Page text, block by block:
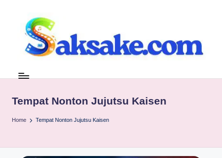
k
s
k
tanpa
Basi
Tempat Nonton Jujutsu Kaisen
Home Tempat Nonton Jujutsu Kaisen